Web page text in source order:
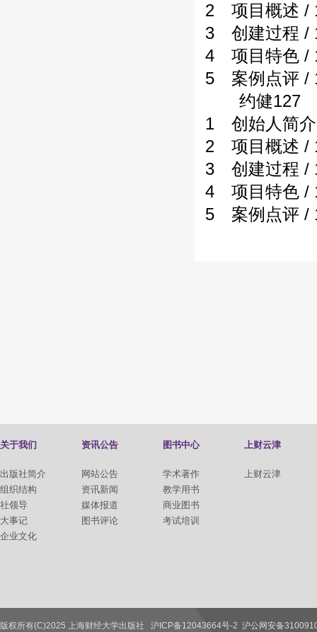
2 项目概述 /
3 创建过程 /
4 项目特色 /
5 案例点评 /
约健127
1 创始人简
2 项目概述 /
3 创建过程 /
4 项目特色 /
5 案例点评 /
关于我们
出版社简介
组织结构
社领导
大事记
企业文化
资讯公告
网站公告
资讯新闻
媒体报道
图书评论
图书中心
学术著作
教学用书
商业图书
考试培训
上财云津
上财云津
联系我们
版权所有(C)2025 上海财经大学出版社 沪ICP备12043664号-2 沪公网安备